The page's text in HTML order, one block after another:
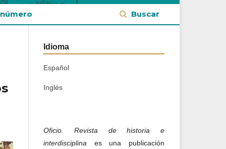
Buscar
Idioma
Español
Inglés
Oficio. Revista de historia e
interdisciplina es una publicación